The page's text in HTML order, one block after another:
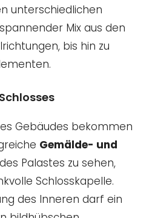
unterschiedlichen
Mix aus den
bis hin zu
Gebäudes bekommen
Gemälde- und
des Palastes zu sehen,
Schlosskapelle.
des Inneren darf ein